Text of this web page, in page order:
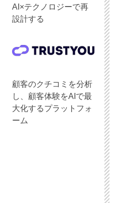
AI×テクノロジーで再
設計する
顧客のクチコミを分析
し、顧客体験をAIで最
大化するプラットフォ
ーム